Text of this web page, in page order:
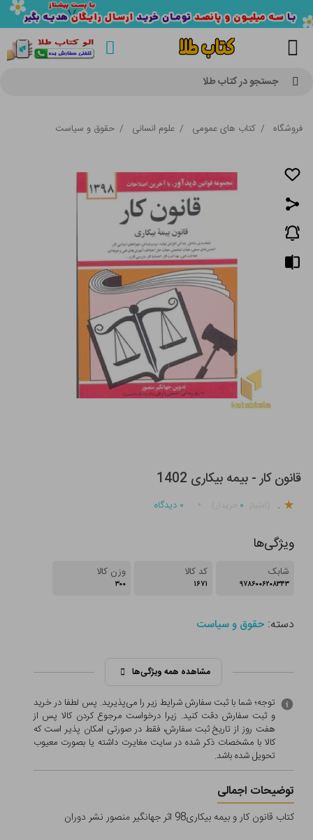
جستجو در کتاب طلا
فروشگاه / کتاب های عمومی / علوم انسانی / حقوق و سیاست
قانون کار - بیمه بیکاری 1402
. ۰ ۰ دیدگاه
ویژگی‌ها
شابک
۹۷۸۶۰۰۶۲۰۸۳۴۳
کد کالا
۱۶۷۱
وزن کالا
۳۰۰
دسته:حقوق و سیاست
مشاهده همه ویژگی‌ها
توجه؛ شما با ثبت سفارش شرایط زیر را می‌پذیرید. پس لطفا در خرید
و ثبت سفارش دقت کنید. زیرا درخواست مرجوع کردن کالا پس از
هفت روز از تاریخ ثبت سفارش، فقط در صورتی امکان پذیر است که
کالا با مشخصات ذکر شده در سایت مغایرت داشته یا بصورت معيوب
تحویل شده باشد.
توضیحات اجمالی
کتاب قانون کار و بیمه بیکاری98 اثر جهانگیر منصور نشر دوران